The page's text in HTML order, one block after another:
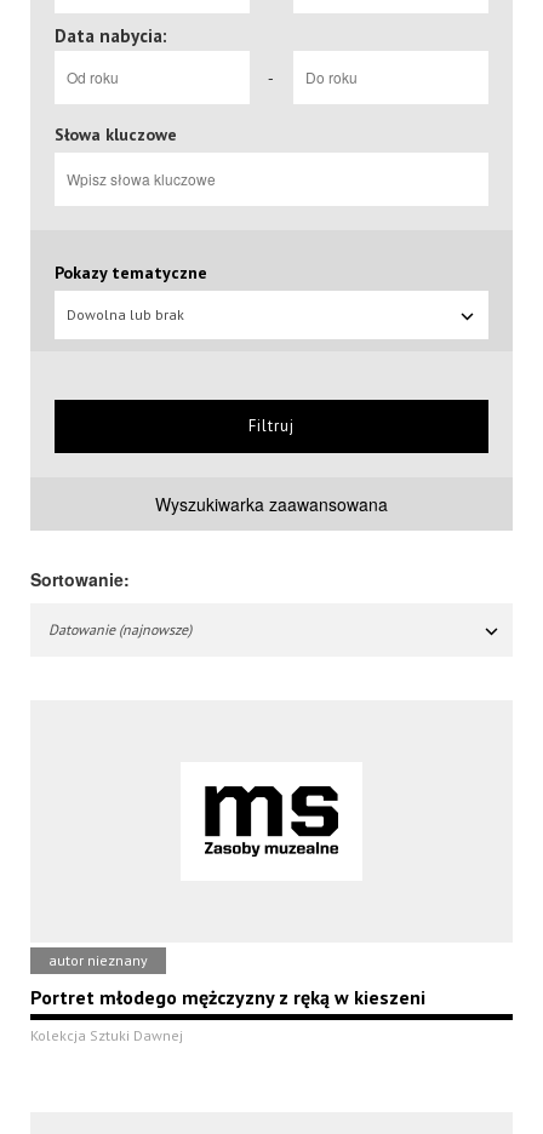
Data nabycia:
-
Słowa kluczowe
Pokazy tematyczne
Dowolna lub brak
Filtruj
Wyszukiwarka zaawansowana
Sortowanie:
Datowanie (najnowsze)
autor nieznany
Portret młodego mężczyzny z ręką w kieszeni
Kolekcja Sztuki Dawnej